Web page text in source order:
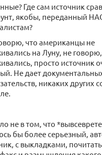
Где сам источник
якобы, переданный
что американцы не
на Луну, не
просто источник
Не дает
никаких других
не в том, что
бы более серьезный,
с выкладками,